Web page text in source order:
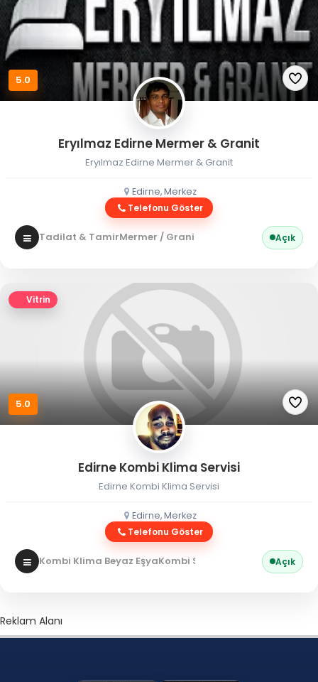
5.0
Eryılmaz Edirne Mermer & Granit
Eryılmaz Edirne Mermer & Granit
Edirne, Merkez
Telefonu Göster
Tadilat & TamirMermer / Granit Açık
Vitrin
5.0
Edirne Kombi Klima Servisi
Edirne Kombi Klima Servisi
Edirne, Merkez
Telefonu Göster
Kombi Klima Beyaz EşyaKombi Servisi Açık
Reklam Alanı